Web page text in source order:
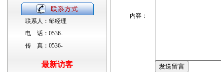
联系人：邹经理
电 话：0536-
传 真：0536-
最新访客
内容：